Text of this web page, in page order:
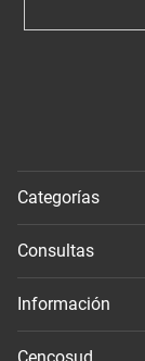
Categorías
Consultas
Información
Cencosud